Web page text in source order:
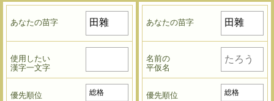
あなたの苗字
使用したい
漢字一文字
優先順位
あなたの苗字
名前の
平仮名
優先順位